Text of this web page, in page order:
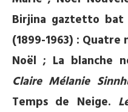
Birjina gaztetto bat
(1899-1963) :
Noël ; La blanche
Claire Mélanie
Temps de Neige.